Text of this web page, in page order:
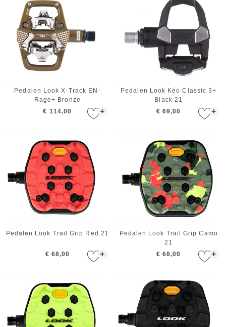
+
Pedalen Look X-Track EN-
Rage+ Bronze
€ 114,00
+
Pedalen Look Kéo Classic 3+
Black 21
€ 69,00
+
Pedalen Look Trail Grip Red 21
€ 68,00 +
Pedalen Look Trail Grip Camo
21
€ 68,00